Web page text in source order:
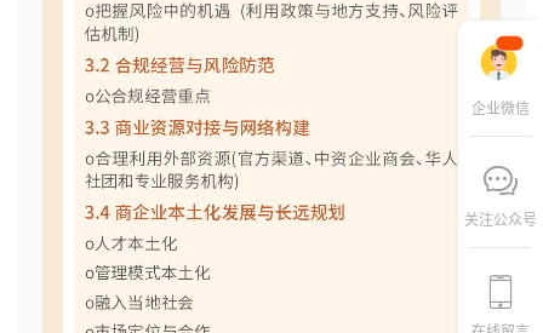
企业微信
关注公众号